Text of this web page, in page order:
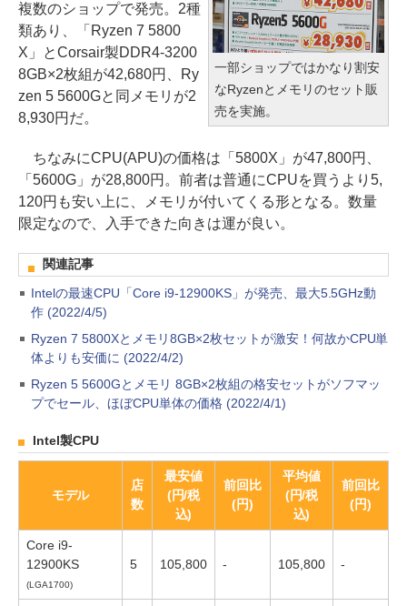
一部ショップではかなり割安
なRyzenとメモリのセット販
売を実施。
複数のショップで発売。2種
類あり、「Ryzen 7 5800
X」とCorsair製DDR4-3200
8GB×2枚組が42,680円、Ry
zen 5 5600Gと同メモリが2
8,930円だ。
ちなみにCPU(APU)の価格は「5800X」が47,800円、
「5600G」が28,800円。前者は普通にCPUを買うより5,
120円も安い上に、メモリが付いてくる形となる。数量
限定なので、入手できた向きは運が良い。
関連記事
Intelの最速CPU「Core i9-12900KS」が発売、最大5.5GHz動
作 (2022/4/5)
Ryzen 7 5800Xとメモリ8GB×2枚セットが激安！何故かCPU単
体よりも安価に (2022/4/2)
Ryzen 5 5600Gとメモリ 8GB×2枚組の格安セットがソフマッ
プでセール、ほぼCPU単体の価格 (2022/4/1)
Intel製CPU
モデル
店
数
最安値
(円/税
込)
前回比
(円)
平均値
(円/税
込)
前回比
(円)
Core i9-
12900KS
(LGA1700)
5 105,800 - 105,800 -